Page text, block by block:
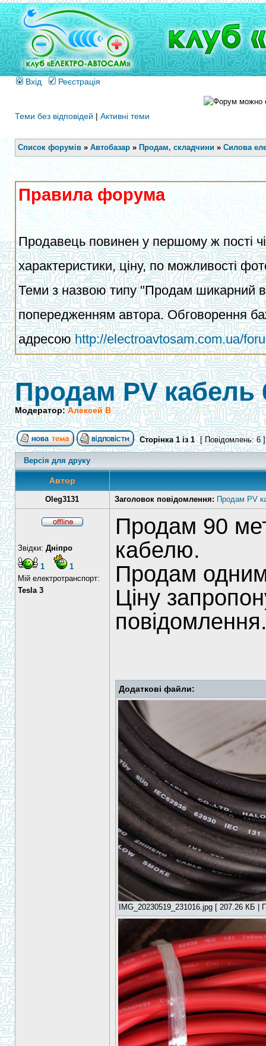
Вхід Реєстрація
Теми без відповідей | Активні теми
Список форумів » Автобазар » Продам, складчини » Силова
Правила форума
Продавець повинен у першому ж пості
характеристики, ціну, по можливості
Теми з назвою типу "Продам шикарний
попередженням автора. Обговорення
адресоюhttp://electroavtosam.com.ua/
Продам PV кабель
Модератор:Алексей В
Сторінка1із1 [ Повідомлень: 6
Версія для друку
Автор
Oleg3131 Заголовок повідомлення: Продам PV
Звідки: Дніпро
1
1
Мій електротранспорт:
Tesla 3
Продам 90
кабелю.
Продам
Ціну
Додаткові файли:
IMG_20230519_231016.jpg [ 207.26 КБ |